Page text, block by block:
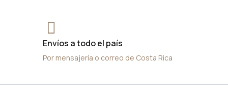
Envíos a todo el país
Por mensajería o correo de Costa Rica